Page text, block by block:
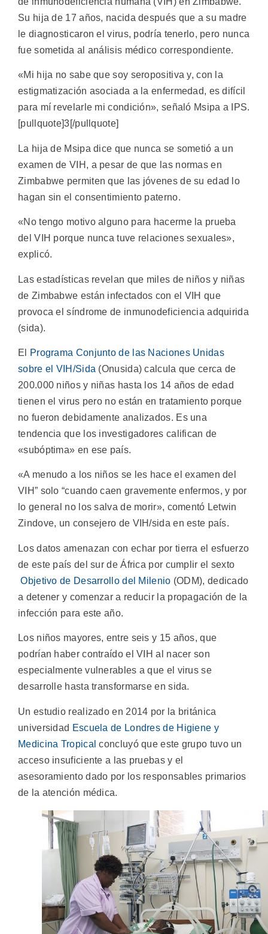
Su hija de 17 años, nacida después que a su madre
le diagnosticaron el virus, podría tenerlo, pero nunca
fue sometida al análisis médico correspondiente.
«Mi hija no sabe que soy seropositiva y, con la
estigmatización asociada a la enfermedad, es difícil
para mí revelarle mi condición», señaló Msipa a IPS.
[pullquote]3[/pullquote]
La hija de Msipa dice que nunca se sometió a un
examen de VIH, a pesar de que las normas en
Zimbabwe permiten que las jóvenes de su edad lo
hagan sin el consentimiento paterno.
«No tengo motivo alguno para hacerme la prueba
del VIH porque nunca tuve relaciones sexuales»,
explicó.
Las estadísticas revelan que miles de niños y niñas
de Zimbabwe están infectados con el VIH que
provoca el síndrome de inmunodeficiencia adquirida
(sida).
El
Programa Conjunto de las Naciones Unidas
sobre el VIH/Sida (Onusida) calcula que cerca de
200.000 niños y niñas hasta los 14 años de edad
tienen el virus pero no están en tratamiento porque
no fueron debidamente analizados. Es una
tendencia que los investigadores califican de
«subóptima» en ese país.
«A menudo a los niños se les hace el examen del
VIH” solo “cuando caen gravemente enfermos, y por
lo general no los salva de morir», comentó Letwin
Zindove, un consejero de VIH/sida en este país.
Los datos amenazan con echar por tierra el esfuerzo
de este país del sur de África por cumplir el sexto
Objetivo de Desarrollo del Milenio (ODM), dedicado
a detener y comenzar a reducir la propagación de la
infección para este año.
Los niños mayores, entre seis y 15 años, que
podrían haber contraído el VIH al nacer son
especialmente vulnerables a que el virus se
desarrolle hasta transformarse en sida.
Un estudio realizado en 2014 por la británica
universidad Escuela de Londres de Higiene y
Medicina Tropical concluyó que este grupo tuvo un
acceso insuficiente a las pruebas y el
asesoramiento dado por los responsables primarios
de la atención médica.